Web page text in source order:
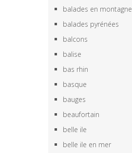
balades en montagne
balades pyrénées
balcons
balise
bas rhin
basque
bauges
beaufortain
belle ile
belle ile en mer